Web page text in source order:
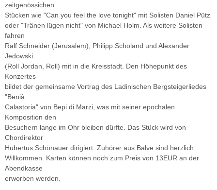
zeitgenössichen
Stücken wie "Can you feel the love tonight" mit Solisten Daniel Pütz
oder "Tränen lügen nicht" von Michael Holm. Als weitere Solisten
fahren
Ralf Schneider (Jerusalem), Philipp Scholand und Alexander
Jedowski
(Roll Jordan, Roll) mit in die Kreisstadt. Den Höhepunkt des
Konzertes
bildet der gemeinsame Vortrag des Ladinischen Bergsteigerliedes
"Benià
Calastoria" von Bepi di Marzi, was mit seiner epochalen
Komposition den
Besuchern lange im Ohr bleiben dürfte. Das Stück wird von
Chordirektor
Hubertus Schönauer dirigiert. Zuhörer aus Balve sind herzlich
Willkommen. Karten können noch zum Preis von 13EUR an der
Abendkasse
erworben werden.